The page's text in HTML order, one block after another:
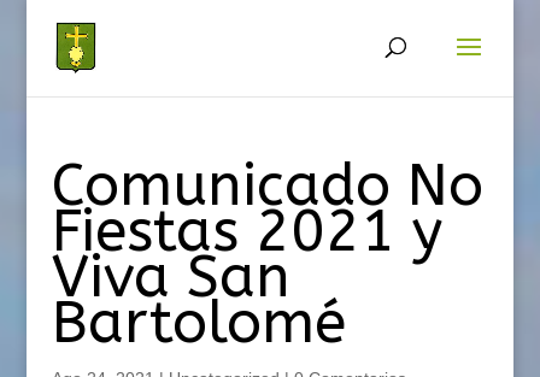
Comunicado No
Fiestas 2021 y
Viva San
Bartolomé